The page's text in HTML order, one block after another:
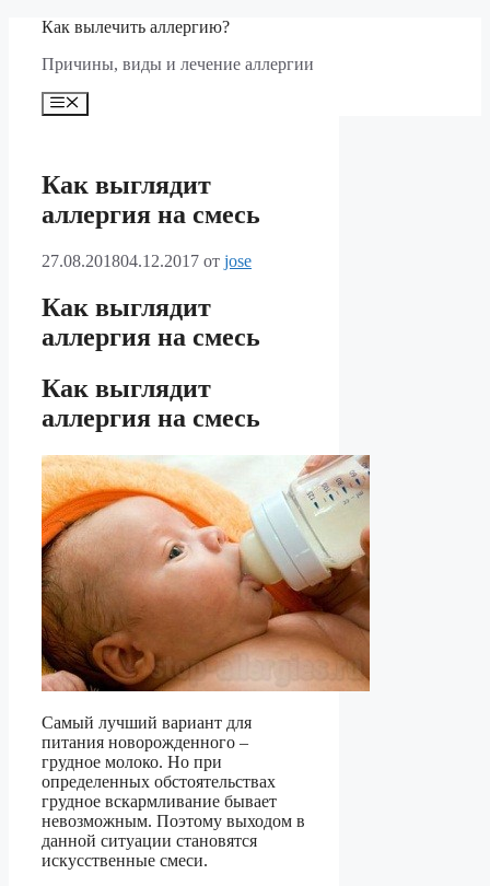
Перейти
содержимому
Как вылечить аллергию?
Причины, виды и лечение аллергии
Меню
Как выглядит
аллергия на смесь
27.08.201804.12.2017 от jose
Как выглядит
аллергия на смесь
Как выглядит
аллергия на смесь
Самый лучший вариант для
питания новорожденного –
грудное молоко. Но при
определенных обстоятельствах
грудное вскармливание бывает
невозможным. Поэтому выходом в
данной ситуации становятся
искусственные смеси.